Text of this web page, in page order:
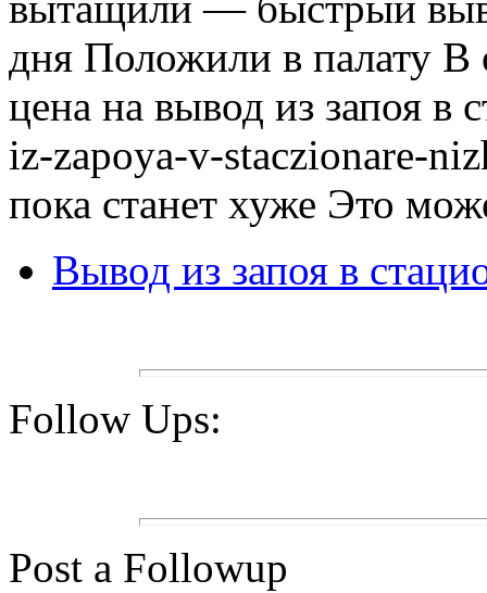
дня Положили в палату
цена на вывод из запоя
iz-zapoya-v-staczionare-
пока станет хуже Это
Вывод из запоя в
Follow Ups:
Post a Followup